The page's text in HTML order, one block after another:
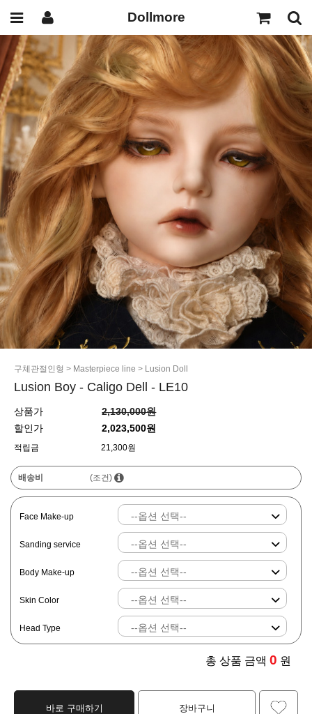
Dollmore
구체관절인형 > Masterpiece line > Lusion Doll
Lusion Boy - Caligo Dell - LE10
상품가
2,130,000원
할인가
2,023,500원
적립금 21,300원
배송비 (조건)
Face Make-up
Sanding service
Body Make-up
Skin Color
Head Type
총 상품 금액 0 원
바로 구매하기 장바구니